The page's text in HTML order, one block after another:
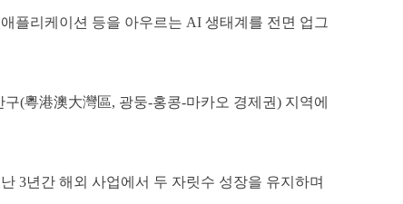
리케이션 등을 아우르는 AI 생태계를 전면 업그
(粵港澳大灣區, 광둥-홍콩-마카오 경제권) 지역에
3년간 해외 사업에서 두 자릿수 성장을 유지하며